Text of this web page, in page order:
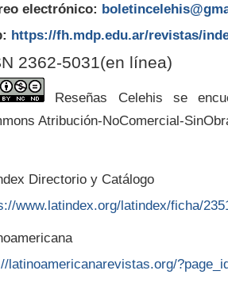
electrónico:
https://fh.mdp.edu.ar/revistas/
2362-5031(en línea)
Reseñas Celehis se
Atribución-NoComercial-
Directorio y Catálogo
www.latindex.org/latindex/ficha/
latinoamericanarevistas.org/